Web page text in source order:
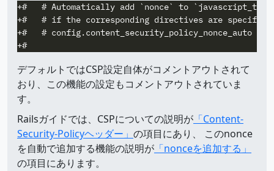
+#   # Automatically add `nonce` to
+#   # if the corresponding directives are
+#   # config.content_security_policy_nonce_auto =
デフォルトではCSP設定自体がコメントアウトされて
おり、この機能の設定もコメントアウトされていま
す。
Railsガイドでは、CSPについての説明が 「Content-
Security-Policyヘッダー」 の項目にあり、 このnonce
を自動で追加する機能の説明が 「nonceを追加する」
の項目にあります。